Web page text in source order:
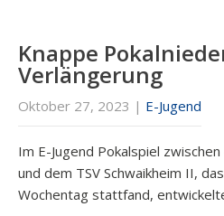
Knappe
Verlängerung
Oktober 27, 2023 | E-Jugend
Im E-Jugend Pokalspiel
und dem TSV Schwaikheim II,
Wochentag stattfand,